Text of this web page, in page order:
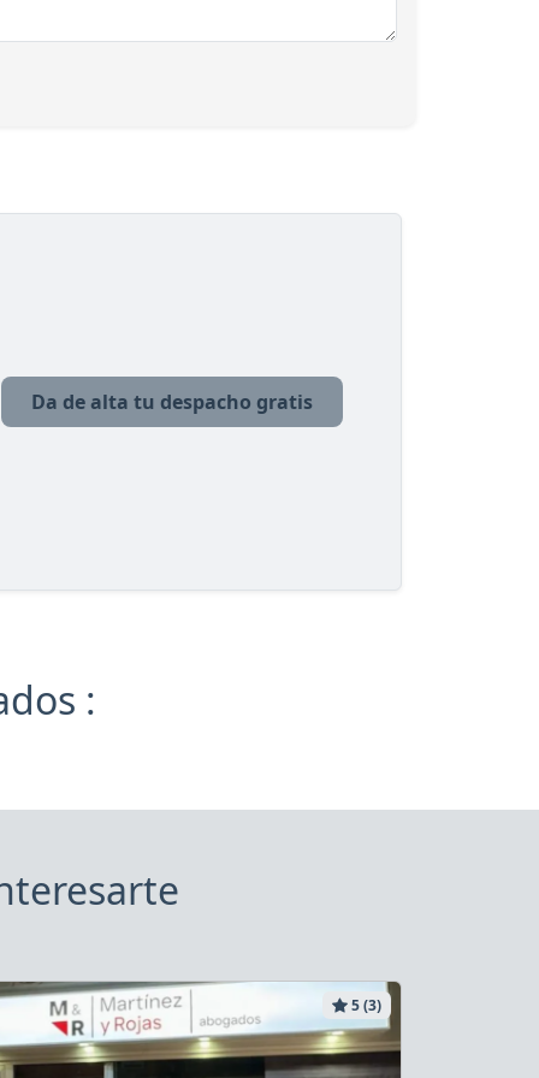
Da de alta tu despacho gratis
:
5 (3)